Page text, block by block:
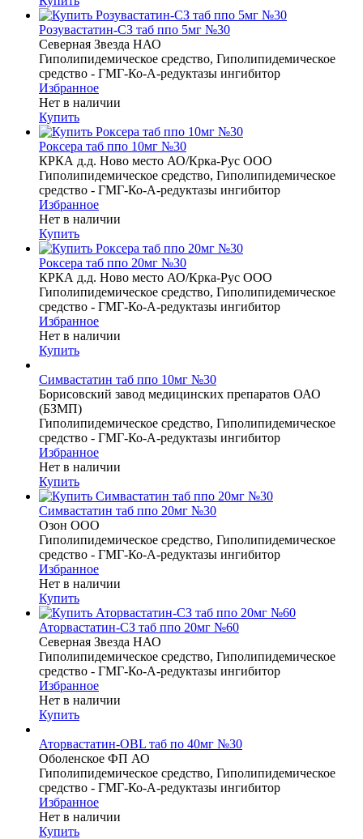
Розувастатин-СЗ таб ппо 5мг №30
Северная Звезда НАО
Гиполипидемическое средство, Гиполипидемическое
средство - ГМГ-Ко-А-редуктазы ингибитор
Избранное
Нет в наличии
Купить
Роксера таб ппо 10мг №30
КРКА д.д. Ново место АО/Крка-Рус ООО
Гиполипидемическое средство, Гиполипидемическое
средство - ГМГ-Ко-А-редуктазы ингибитор
Избранное
Нет в наличии
Купить
Роксера таб ппо 20мг №30
КРКА д.д. Ново место АО/Крка-Рус ООО
Гиполипидемическое средство, Гиполипидемическое
средство - ГМГ-Ко-А-редуктазы ингибитор
Избранное
Нет в наличии
Купить
Симвастатин таб ппо 10мг №30
Борисовский завод медицинских препаратов ОАО
(БЗМП)
Гиполипидемическое средство, Гиполипидемическое
средство - ГМГ-Ко-А-редуктазы ингибитор
Избранное
Нет в наличии
Купить
Симвастатин таб ппо 20мг №30
Озон ООО
Гиполипидемическое средство, Гиполипидемическое
средство - ГМГ-Ко-А-редуктазы ингибитор
Избранное
Нет в наличии
Купить
Аторвастатин-СЗ таб ппо 20мг №60
Северная Звезда НАО
Гиполипидемическое средство, Гиполипидемическое
средство - ГМГ-Ко-А-редуктазы ингибитор
Избранное
Нет в наличии
Купить
Аторвастатин-OBL таб по 40мг №30
Оболенское ФП АО
Гиполипидемическое средство, Гиполипидемическое
средство - ГМГ-Ко-А-редуктазы ингибитор
Избранное
Нет в наличии
Купить